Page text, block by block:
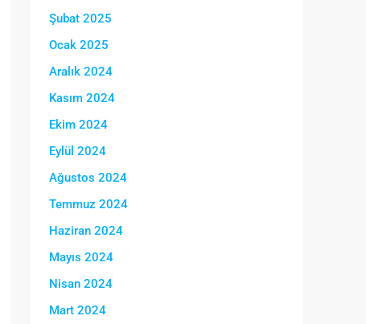
Şubat 2025
Ocak 2025
Aralık 2024
Kasım 2024
Ekim 2024
Eylül 2024
Ağustos 2024
Temmuz 2024
Haziran 2024
Mayıs 2024
Nisan 2024
Mart 2024